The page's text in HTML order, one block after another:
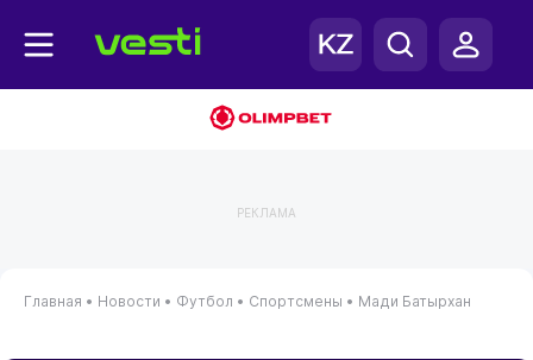
РЕКЛАМА
Главная • Новости • Футбол • Спортсмены • Мади Батырхан